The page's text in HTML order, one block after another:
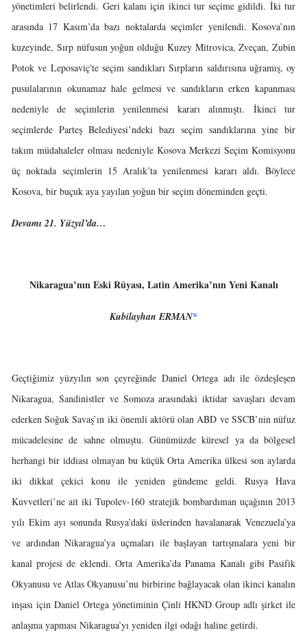
yönetimleri belirlendi. Geri kalanı için ikinci tur seçime gidildi. İki tur
arasında 17 Kasım’da bazı noktalarda seçimler yenilendi. Kosova’nın
kuzeyinde, Sırp nüfusun yoğun olduğu Kuzey Mitrovica, Zveçan, Zubin
Potok ve Leposaviç'te seçim sandıkları Sırpların saldırısına uğramış, oy
pusulalarının okunamaz hale gelmesi ve sandıkların erken kapanması
nedeniyle de seçimlerin yenilenmesi kararı alınmıştı. İkinci tur
seçimlerde Parteş Belediyesi’ndeki bazı seçim sandıklarına yine bir
takım müdahaleler olması nedeniyle Kosova Merkezi Seçim Komisyonu
üç noktada seçimlerin 15 Aralık’ta yenilenmesi kararı aldı. Böylece
Kosova, bir buçuk aya yayılan yoğun bir seçim döneminden geçti.
Devamı 21. Yüzyıl’da…
Nikaragua’nın Eski Rüyası, Latin Amerika’nın Yeni Kanalı
Kubilayhan ERMAN*
Geçtiğimiz yüzyılın son çeyreğinde Daniel Ortega adı ile özdeşleşen
Nikaragua, Sandinistler ve Somoza arasındaki iktidar savaşları devam
ederken Soğuk Savaş’ın iki önemli aktörü olan ABD ve SSCB’nin nüfuz
mücadelesine de sahne olmuştu. Günümüzde küresel ya da bölgesel
herhangi bir iddiası olmayan bu küçük Orta Amerika ülkesi son aylarda
iki dikkat çekici konu ile yeniden gündeme geldi. Rusya Hava
Kuvvetleri’ne ait iki Tupolev-160 stratejik bombardıman uçağının 2013
yılı Ekim ayı sonunda Rusya’daki üslerinden havalanarak Venezuela’ya
ve ardından Nikaragua’ya uçmaları ile başlayan tartışmalara yeni bir
kanal projesi de eklendi. Orta Amerika’da Panama Kanalı gibi Pasifik
Okyanusu ve Atlas Okyanusu’nu birbirine bağlayacak olan ikinci kanalın
inşası için Daniel Ortega yönetiminin Çinli HKND Group adlı şirket ile
anlaşma yapması Nikaragua’yı yeniden ilgi odağı haline getirdi.